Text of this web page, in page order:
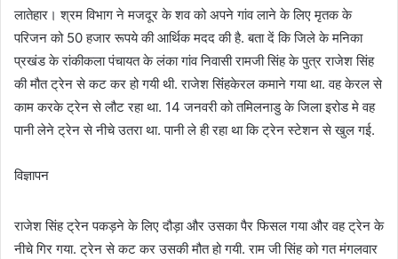
लातेहार। श्रम विभाग ने मजदूर के शव को अपने गांव लाने के लिए मृतक के
परिजन को 50 हजार रूपये की आर्थिक मदद की है. बता दें कि जिले के मनिका
प्रखंड के रांकीकला पंचायत के लंका गांव निवासी रामजी सिंह के पुत्र राजेश सिंह
की मौत ट्रेन से कट कर हो गयी थी. राजेश सिंंहकेरल कमाने गया था. वह केरल से
काम करके ट्रेन से लौट रहा था. 14 जनवरी को तमिलनाडु के जिला इरोड मे वह
पानी लेने ट्रेन से नीचे उतरा था. पानी ले ही रहा था कि ट्रेन स्टेशन से खुल गई.
विज्ञापन
राजेश सिंह ट्रेन पकड़ने के लिए दौड़ा और उसका पैर फिसल गया और वह ट्रेन के
नीचे गिर गया. ट्रेन से कट कर उसकी मौत हो गयी. राम जी सिंह को गत मंगलवार